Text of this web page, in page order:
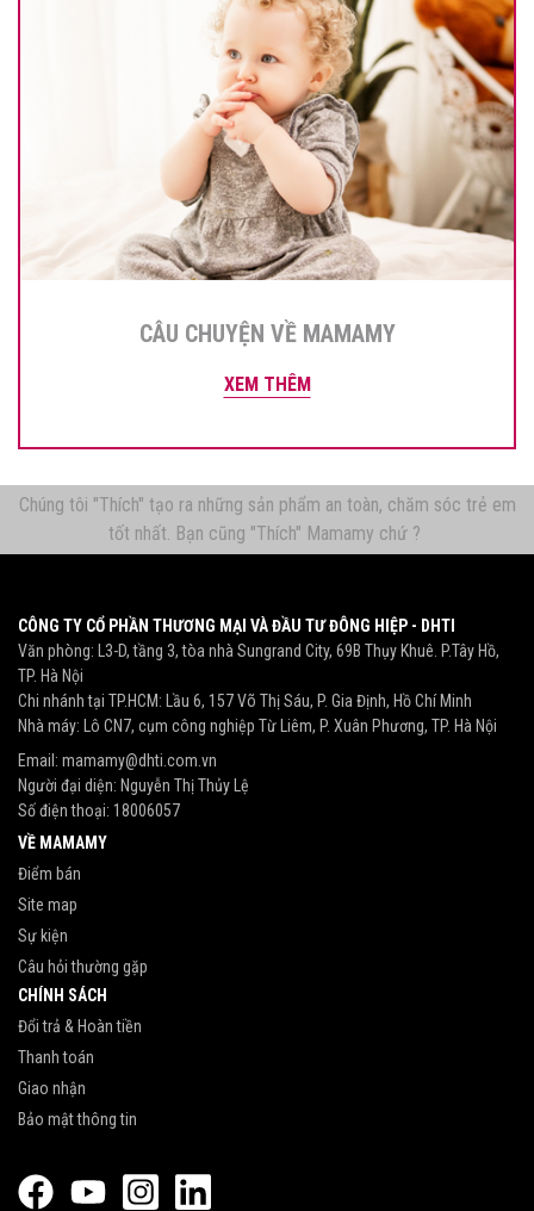
CÂU CHUYỆN VỀ MAMAMY
XEM THÊM
Chúng tôi "Thích" tạo ra những sản phẩm an toàn, chăm sóc trẻ em
tốt nhất. Bạn cũng "Thích" Mamamy chứ ?
CÔNG TY CỔ PHẦN THƯƠNG MẠI VÀ ĐẦU TƯ ĐÔNG HIỆP - DHTI
Văn phòng: L3-D, tầng 3, tòa nhà Sungrand City, 69B Thụy Khuê. P.Tây Hồ,
TP. Hà Nội
Chi nhánh tại TP.HCM: Lầu 6, 157 Võ Thị Sáu, P. Gia Định, Hồ Chí Minh
Nhà máy: Lô CN7, cụm công nghiệp Từ Liêm, P. Xuân Phương, TP. Hà Nội
Email: mamamy@dhti.com.vn
Người đại diện: Nguyễn Thị Thủy Lệ
Số điện thoại: 18006057
VỀ MAMAMY
Điểm bán
Site map
Sự kiện
Câu hỏi thường gặp
CHÍNH SÁCH
Đổi trả & Hoàn tiền
Thanh toán
Giao nhận
Bảo mật thông tin